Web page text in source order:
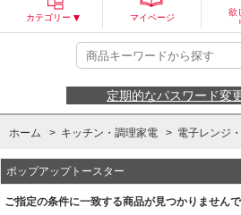
カテゴリー マイページ
欲
定期的なパスワード変
ホーム > キッチン・調理家電 > 電子レンジ
ポップアップトースター
ご指定の条件に一致する商品が見つかりませんで